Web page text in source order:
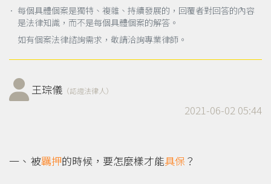
． 每個具體個案是獨特、複雜、持續發展的，回覆者對回答的內容
是法律知識，而不是每個具體個案的解答。
如有個案法律諮詢需求，敬請洽詢專業律師。
王琮儀 （認證法律人）
2021-06-02 05:44
被羈押的時候，要怎麼樣才能具保 ？